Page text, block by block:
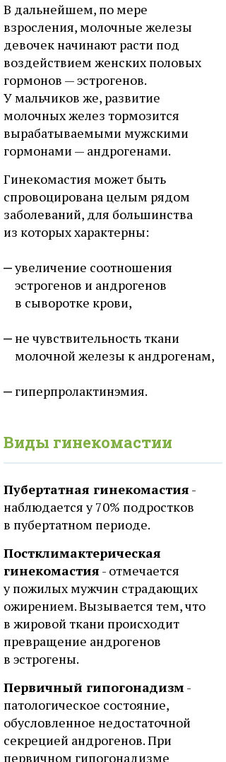
В дальнейшем, по мере
взросления, молочные железы
девочек начинают расти под
воздействием женских половых
гормонов — эстрогенов.
У мальчиков же, развитие
молочных желез тормозится
вырабатываемыми мужскими
гормонами — андрогенами.
Гинекомастия может быть
спровоцирована целым рядом
заболеваний, для большинства
из которых характерны:
увеличение соотношения
эстрогенов и андрогенов
в сыворотке крови,
не чувствительность ткани
молочной железы к андрогенам,
гиперпролактинэмия.
Виды гинекомастии
Пубертатная гинекомастия -
наблюдается у 70% подростков
в пубертатном периоде.
Постклимактерическая
гинекомастия - отмечается
у пожилых мужчин страдающих
ожирением. Вызывается тем, что
в жировой ткани происходит
превращение андрогенов
в эстрогены.
Первичный гипогонадизм-
патологическое состояние,
обусловленное недостаточной
секрецией андрогенов. При
первичном гипогонадизме